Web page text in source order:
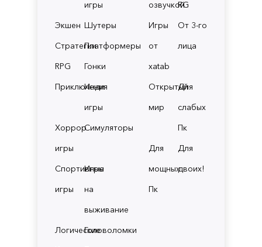
игры
Экшен Шутеры
СтратегииПлатформеры
RPG
Гонки
Приключения
Инди
игры
Хоррор
игры
Симуляторы
Спортивные
игры
Игры
на
выживание
ЛогическиеГоловоломки
озвучкой
RG
Игры
от
xatab
От 3-го
лица
Открытый
мир
Для
слабых
Пк
Для
мощных
Пк
Для
двоих!